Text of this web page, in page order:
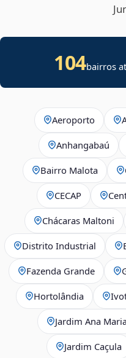
104bairros
Aeroporto
Anhangabaú
Bairro Malota
CECAP
Chácaras Maltoni
Distrito Industrial
Fazenda Grande
Hortolândia
Jardim Ana Maria
Jardim Caçula